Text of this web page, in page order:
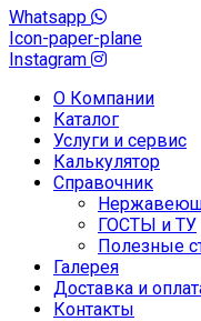
Whatsapp
Icon-paper-plane
Instagram
О Компании
Каталог
Услуги и сервис
Калькулятор
Справочник
ГОСТЫ и ТУ
Полезные
Галерея
Доставка и
Контакты